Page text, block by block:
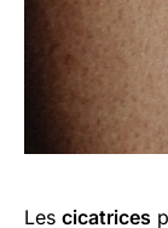
Les cicatrices